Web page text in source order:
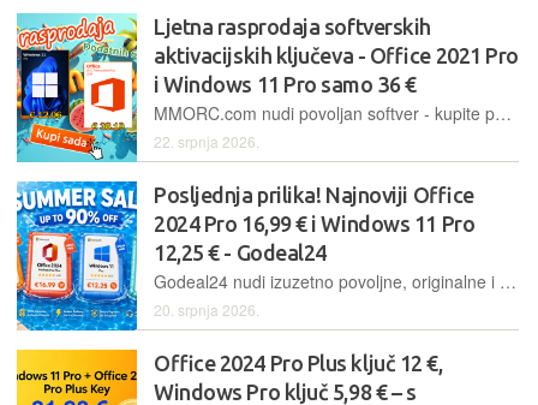
Ljetna rasprodaja softverskih
aktivacijskih ključeva - Office 2021 Pro
i Windows 11 Pro samo 36 €
MMORC.com nudi povoljan softver - kupite paket koji uključuje Office 2021 Pro i Windows 11 Pro za samo 36,44 € i opremite računalo novim trajno aktiviranim originalnim softverom
22. srpnja 2026.
Posljednja prilika! Najnoviji Office
2024 Pro 16,99 € i Windows 11 Pro
12,25 € - Godeal24
Godeal24 nudi izuzetno povoljne, originalne i trajno aktivirane Windows i Office softverske pakete. Windows 11 Pro samo 12,25 €, Office 2024 Pro samo 16,99 €, Office 2021 Home and Business za Mac 44,99 €
20. srpnja 2026.
Office 2024 Pro Plus ključ 12 €,
Windows Pro ključ 5,98 € – s